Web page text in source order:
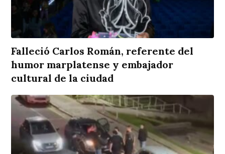
Falleció Carlos Román, referente del
humor marplatense y embajador
cultural de la ciudad